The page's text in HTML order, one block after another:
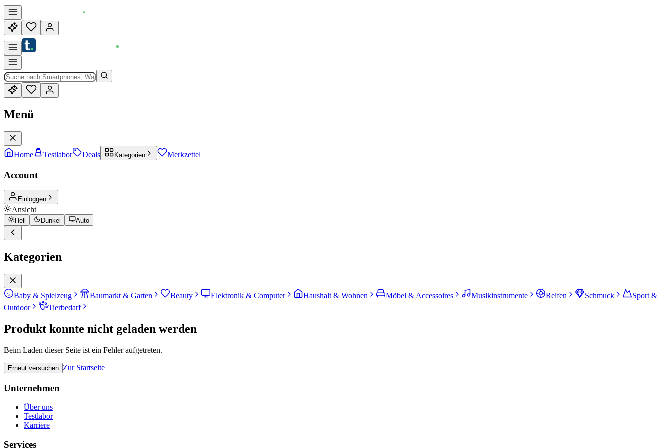
Menü
Home Testlabor Deals Kategorien Merkzettel
Account
Einloggen
Ansicht
Hell Dunkel Auto
Kategorien
Baby & Spielzeug Baumarkt & Garten Beauty Elektronik & Computer Haushalt & Wohnen Möbel & Accessoires Musikinstrumente Reifen Schmuck
Sport &
Outdoor
Tierbedarf
Produkt konnte nicht geladen werden
Beim Laden dieser Seite ist ein Fehler aufgetreten.
Erneut versuchen Zur Startseite
Unternehmen
Über uns
Testlabor
Karriere
Services